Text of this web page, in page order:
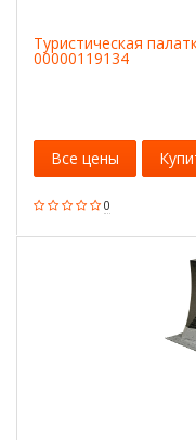
Туристическая
00000119134
0
Все цены